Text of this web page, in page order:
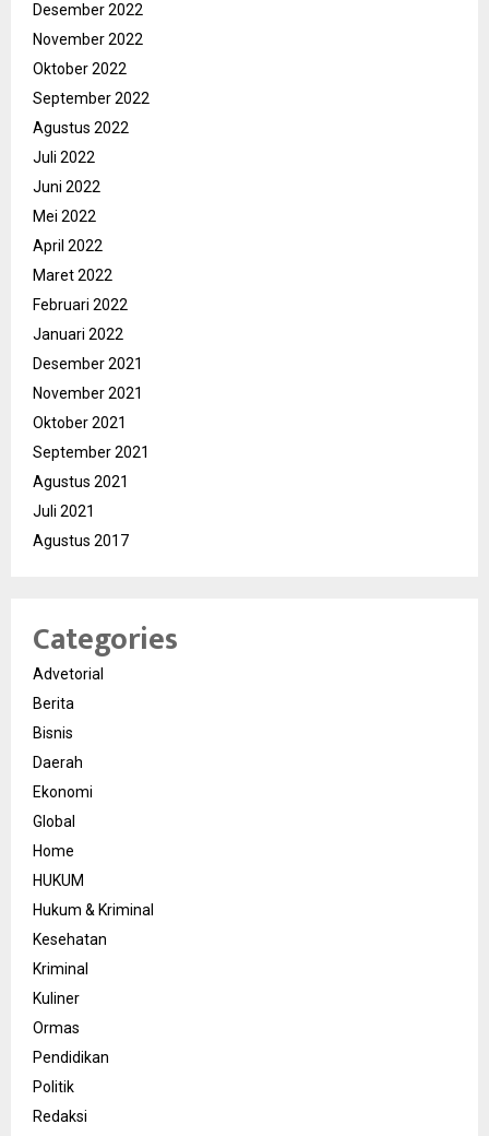
Desember 2022
November 2022
Oktober 2022
September 2022
Agustus 2022
Juli 2022
Juni 2022
Mei 2022
April 2022
Maret 2022
Februari 2022
Januari 2022
Desember 2021
November 2021
Oktober 2021
September 2021
Agustus 2021
Juli 2021
Agustus 2017
Categories
Advetorial
Berita
Bisnis
Daerah
Ekonomi
Global
Home
HUKUM
Hukum & Kriminal
Kesehatan
Kriminal
Kuliner
Ormas
Pendidikan
Politik
Redaksi